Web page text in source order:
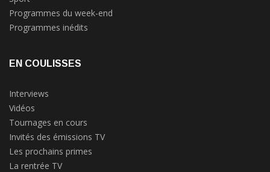
Programmes du week-end
Programmes inédits
EN COULISSES
Interviews
Vidéos
Tournages en cours
Invités des émissions TV
Les prochains primes
La rentrée TV